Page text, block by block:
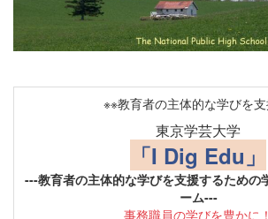
※※教育者の主体的な学びを
東京学芸大学
「I Dig Edu」
---教育者の主体的な学びを支援するための
ーム---
事務職員の学びを豊かに！